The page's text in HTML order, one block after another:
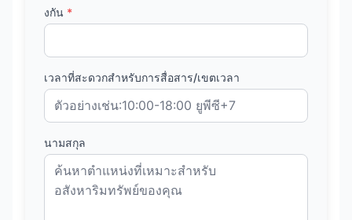
งกัน *
เวลาที่สะดวกสำหรับการสื่อสาร/เขตเวลา
นามสกุล